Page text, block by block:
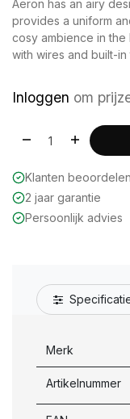
Aeron has an airy
provides a uniform
cosy ambience in the
with wires and built-in
Inloggen om
Klanten
2 jaar garantie
Persoonlijk advies
Merk
Artikelnummer